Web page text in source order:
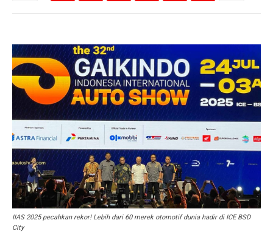
IIAS 2025 pecahkan rekor! Lebih dari 60 merek otomotif dunia hadir di ICE BSD
City